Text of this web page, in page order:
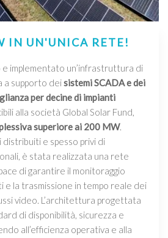
IN UN'UNICA RETE!
implementato un’infrastruttura di
a supporto deisistemi SCADA e dei
per decine di impianti
alla società Global Solar Fund,
superiore ai 200 MW.
e spesso privi di
è stata realizzata una rete
di garantire il monitoraggio
e la trasmissione in tempo reale dei
video. L’architettura progettata
di disponibilità, sicurezza e
all’efficienza operativa e alla